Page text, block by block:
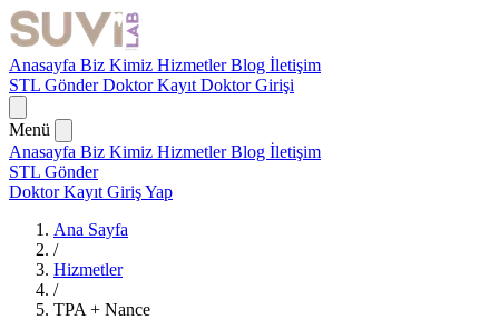
Anasayfa Biz Kimiz HizmetlerBlog İletişim
STL GönderDoktor Kayıt Doktor Girişi
Menü
Anasayfa Biz Kimiz HizmetlerBlog İletişim
STL Gönder
Doktor Kayıt Giriş Yap
Ana Sayfa
/
Hizmetler
/
TPA + Nance